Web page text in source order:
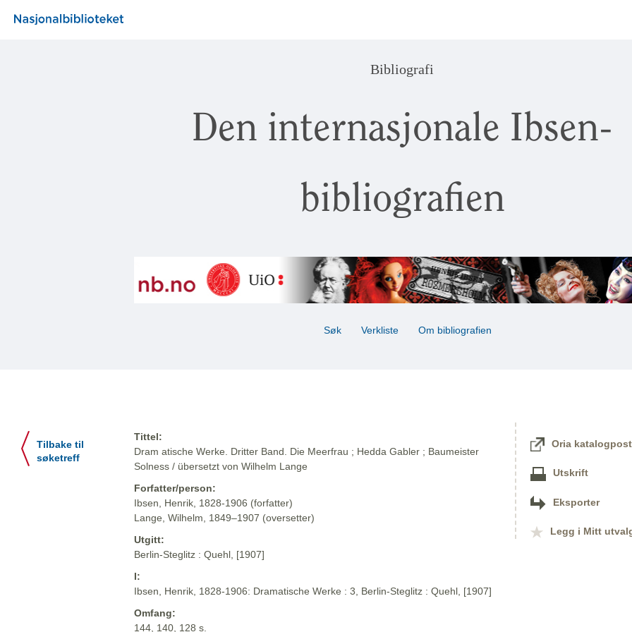
Bibliografi
Den internasjonale Ibsen-
bibliografien
Søk Verkliste Om bibliografien
Tilbake til
søketreff
Tittel:
Dram atische Werke. Dritter Band. Die Meerfrau ; Hedda Gabler ; Baumeister
Solness / übersetzt von Wilhelm Lange
Forfatter/person:
Ibsen, Henrik, 1828-1906 (forfatter)
Lange, Wilhelm, 1849–1907 (oversetter)
Utgitt:
Berlin-Steglitz : Quehl, [1907]
I:
Ibsen, Henrik, 1828-1906: Dramatische Werke : 3, Berlin-Steglitz : Quehl, [1907]
Omfang:
144, 140, 128 s.
Oria katalogpost
Utskrift
Eksporter
Legg i Mitt